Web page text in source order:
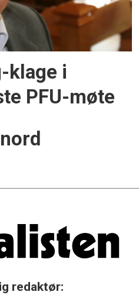
klage i
PFU-møte
redaktør: